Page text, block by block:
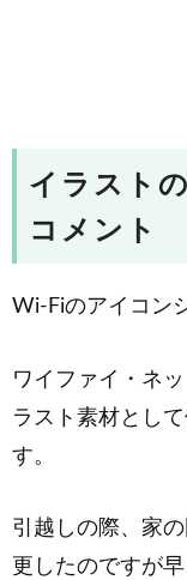
イラスト
コメント
Wi-Fiのアイコン
ワイファイ・ネ
ラスト素材とし
す。
引越しの際、家
更したのですが